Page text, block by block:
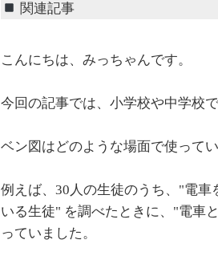
関連記事
こんにちは、みっちゃんです。
今回の記事では、小学校や中学校
ベン図はどのような場面で使って
例えば、30人の生徒のうち、"電
いる生徒" を調べたときに、"電車
っていました。